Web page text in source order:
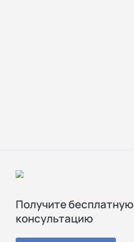
Получите бесплатную
консультацию